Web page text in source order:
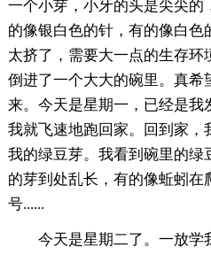
一个小芽，小牙的头是尖尖的
的像银白色的针，有的像白色
太挤了，需要大一点的生存
倒进了一个大大的碗里。真希
来。今天是星期一，已经是我
我就飞速地跑回家。回到家，
我的绿豆芽。我看到碗里的绿
的芽到处乱长，有的像蚯蚓在
号......
今天是星期二了。一放学